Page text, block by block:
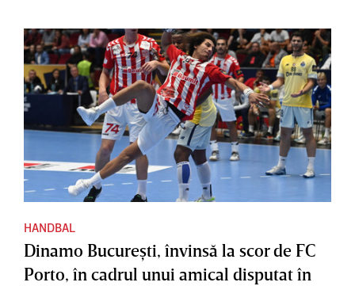
HANDBAL
Dinamo Bucureşti, învinsă la scor de FC
Porto, în cadrul unui amical disputat în